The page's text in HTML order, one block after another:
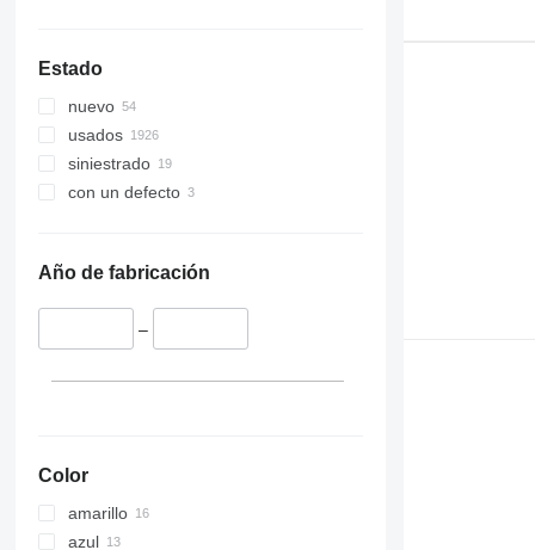
Estado
nuevo
usados
siniestrado
con un defecto
Año de fabricación
–
Color
amarillo
azul